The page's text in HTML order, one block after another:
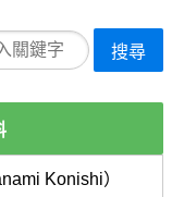
搜尋
Konishi）